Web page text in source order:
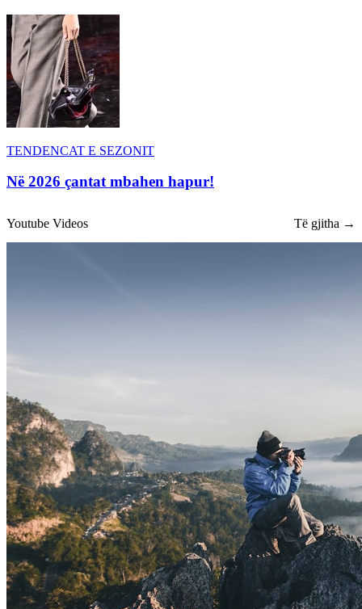
TENDENCAT E SEZONIT
Në 2026 çantat mbahen hapur!
Youtube Videos Të gjitha →